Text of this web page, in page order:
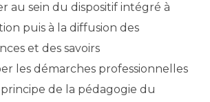
au sein du dispositif intégré à
puis à la diffusion des
et des savoirs
les démarches professionnelles
principe de la pédagogie du